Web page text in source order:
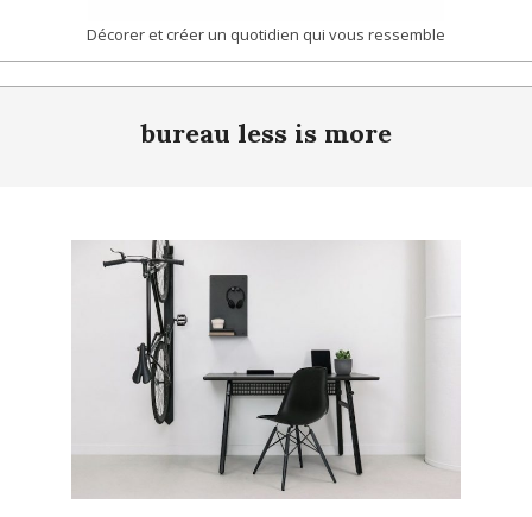
COCON
|
DÉCORATION
LIVING
Décorer et créer un quotidien qui vous ressemble
bureau less is more